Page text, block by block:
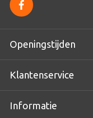
f
a
c
e
o
o
Openingstijden
Klantenservice
Informatie